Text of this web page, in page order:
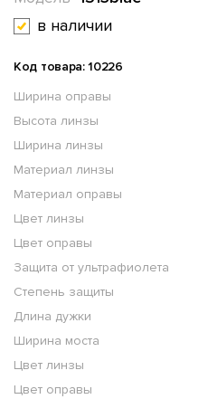
в наличии
Код товара: 10226
Ширина оправы
Высота линзы
Ширина линзы
Материал линзы
Материал оправы
Цвет линзы
Цвет оправы
Защита от ультрафиолета
Степень защиты
Длина дужки
Ширина моста
Цвет линзы
Цвет оправы